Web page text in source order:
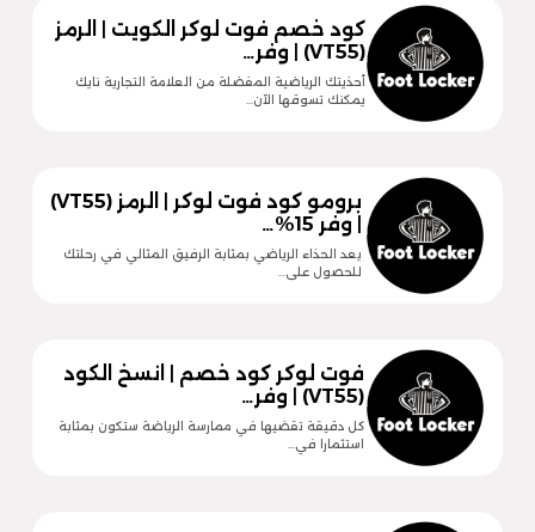
كود خصم فوت لوكر الكويت | الرمز
(VT55) | وفر…
أحذيتك الرياضية المفضلة من العلامة التجارية نايك
يمكنك تسوقها الآن…
برومو كود فوت لوكر | الرمز (VT55)
| وفر 15%…
يعد الحذاء الرياضي بمثابة الرفيق المثالي في رحلتك
للحصول على…
فوت لوكر كود خصم | انسخ الكود
(VT55) | وفر…
كل دقيقة تقضيها في ممارسة الرياضة ستكون بمثابة
استثمارا في…